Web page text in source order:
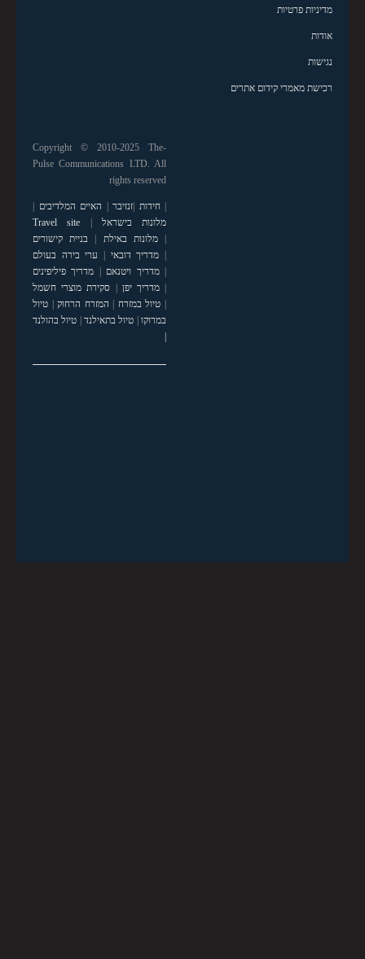
מדיניות פרטיות
אודות
נגישות
רכישת מאמרי קידום אתרים
Copyright © 2010-2025 The-
Pulse Communications LTD. All
rights reserved
|חידות |זנזיבר | האיים המלדיבים |
מלונות בישראל |
Travel site
|מלונות באילת | בניית קישורים
| מדריך דובאי | ערי בירה בעולם
|מדריך ויטנאם | מדריך פיליפינים
|מדריך יפן | סקירת מוצרי חשמל
| טיול במזרח | המזרח הרחוק| טיול
במרוקו| טיול בתאילנד| טיול בהולנד
|